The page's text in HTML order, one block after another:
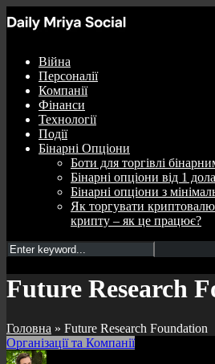
Війна
Персоналії
Компанії
Фінанси
Технології
Події
Бінарні Опціони
Боти для торгівлі
Бінарні опціони від 1
Бінарні опціони з
Як торгувати
крипту – як це працює?
Future Research
Головна » Future Research Foundation
Організації та Компанії